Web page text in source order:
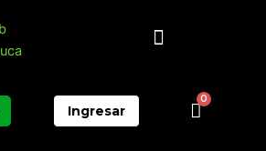
Menú
Ingresar
0